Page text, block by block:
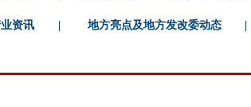
资讯 地方亮点及地方发改委动态